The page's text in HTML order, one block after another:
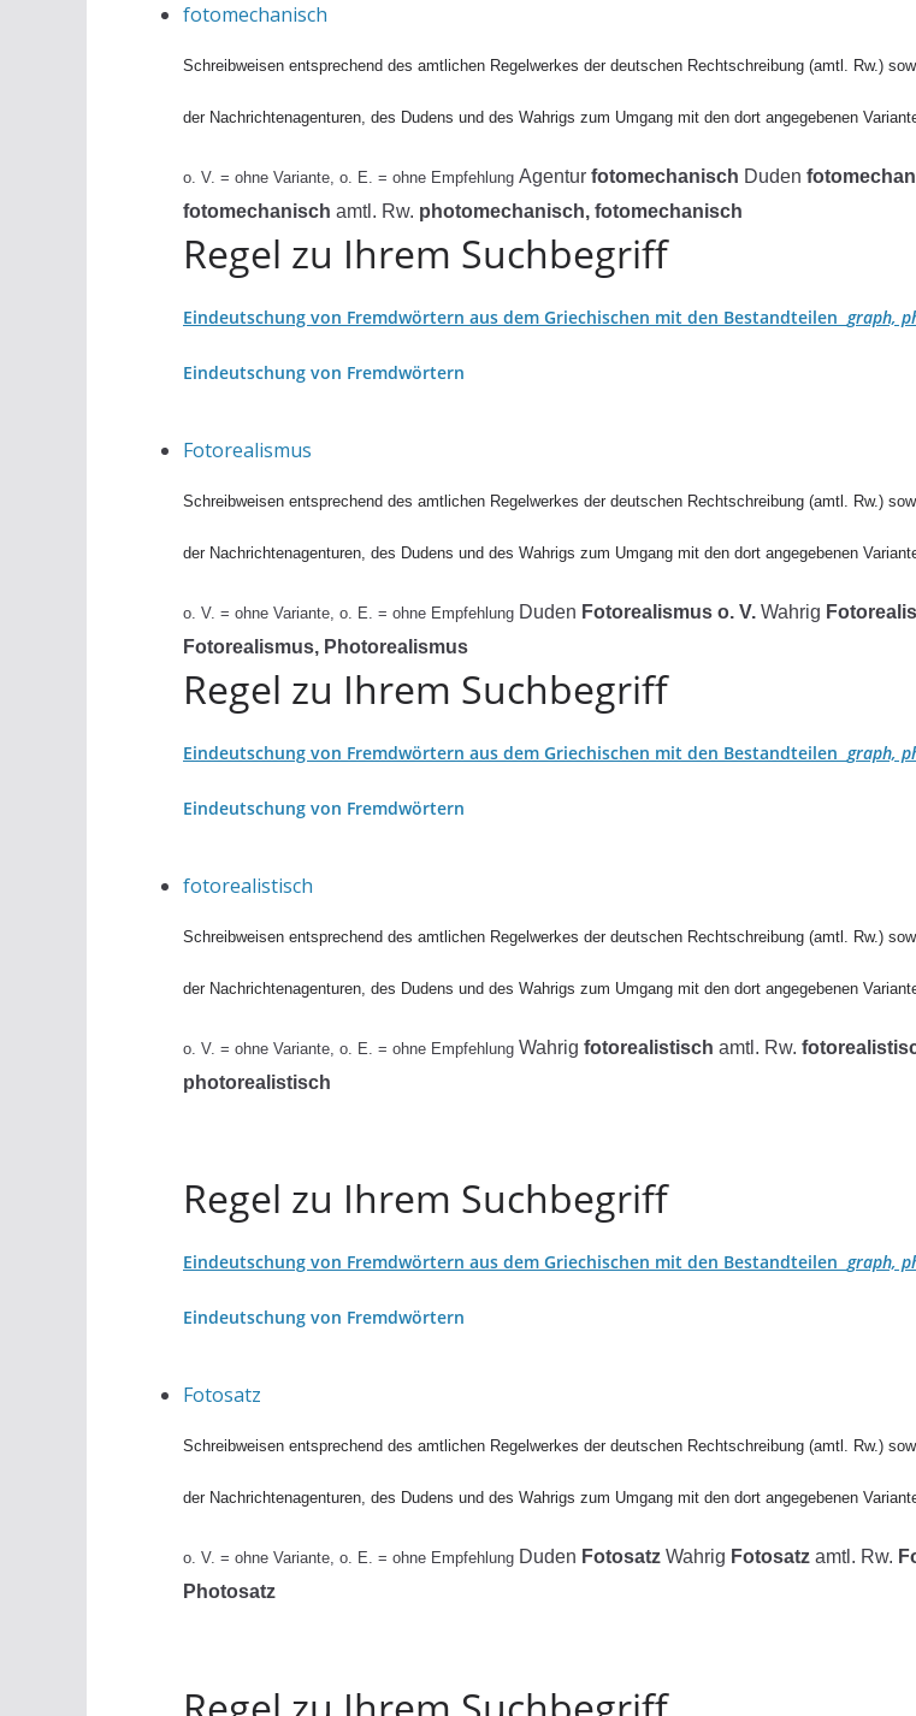
fotomechanisch
Schreibweisen entsprechend des amtlichen Regelwerkes der deutschen Rechtschreibung (amtl. Rw.)
der Nachrichtenagenturen, des Dudens und des Wahrigs zum Umgang mit den dort angegebenen
o. V. = ohne Variante, o. E. = ohne Empfehlung Agentur fotomechanisch Duden
fotomechanisch amtl. Rw. photomechanisch, fotomechanisch
Regel zu Ihrem Suchbegriff
Eindeutschung von Fremdwörtern aus dem Griechischen mit den Bestandteilen graph,
Eindeutschung von Fremdwörtern
Fotorealismus
Schreibweisen entsprechend des amtlichen Regelwerkes der deutschen Rechtschreibung (amtl. Rw.)
der Nachrichtenagenturen, des Dudens und des Wahrigs zum Umgang mit den dort angegebenen
o. V. = ohne Variante, o. E. = ohne Empfehlung Duden Fotorealismus o. V. Wahrig
Fotorealismus, Photorealismus
Regel zu Ihrem Suchbegriff
Eindeutschung von Fremdwörtern aus dem Griechischen mit den Bestandteilen graph,
Eindeutschung von Fremdwörtern
fotorealistisch
Schreibweisen entsprechend des amtlichen Regelwerkes der deutschen Rechtschreibung (amtl. Rw.)
der Nachrichtenagenturen, des Dudens und des Wahrigs zum Umgang mit den dort angegebenen
o. V. = ohne Variante, o. E. = ohne Empfehlung Wahrig fotorealistisch amtl. Rw.
photorealistisch
Regel zu Ihrem Suchbegriff
Eindeutschung von Fremdwörtern aus dem Griechischen mit den Bestandteilen graph,
Eindeutschung von Fremdwörtern
Fotosatz
Schreibweisen entsprechend des amtlichen Regelwerkes der deutschen Rechtschreibung (amtl. Rw.)
der Nachrichtenagenturen, des Dudens und des Wahrigs zum Umgang mit den dort angegebenen
o. V. = ohne Variante, o. E. = ohne Empfehlung Duden Fotosatz Wahrig Fotosatz amtl. Rw.
Photosatz